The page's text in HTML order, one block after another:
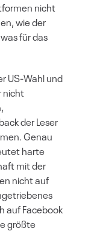
nicht
wie der
für das
US-Wahl und
nicht
der Leser
Genau
harte
mit der
nicht auf
auf Facebook
größte